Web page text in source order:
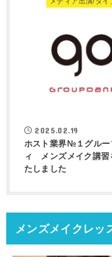
2025.02.19
ホスト業界№１グルー
ィ メンズメイク講習
たしました
メンズメイクレッ